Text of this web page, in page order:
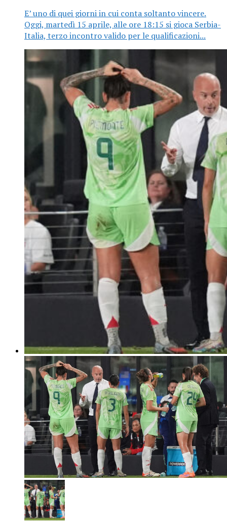
E’ uno di quei giorni in cui conta soltanto vincere.
Oggi, martedì 15 aprile, alle ore 18:15 si gioca Serbia-
Italia, terzo incontro valido per le qualificazioni...